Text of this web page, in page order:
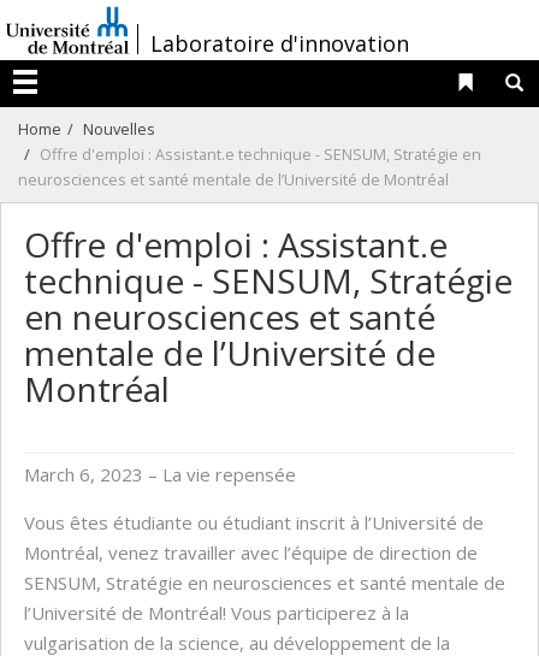
au
contenu
/Laboratoire d'innovation
Menu
Liens
Home
Nouvelles
Offre d'emploi : Assistant.e technique - SENSUM, Stratégie en
neurosciences et santé mentale de l’Université de Montréal
Offre d'emploi : Assistant.e
technique - SENSUM, Stratégie
en neurosciences et santé
mentale de l’Université de
Montréal
March 6, 2023 – La vie repensée
Vous êtes étudiante ou étudiant inscrit à l’Université de
Montréal, venez travailler avec l’équipe de direction de
SENSUM, Stratégie en neurosciences et santé mentale de
l’Université de Montréal! Vous participerez à la
vulgarisation de la science, au développement de la